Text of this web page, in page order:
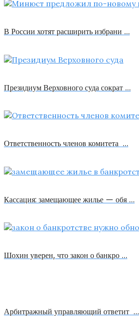
В России хотят расширить избрани …
Президиум Верховного суда сократ …
Ответственность членов комитета …
Кассация: замещающее жилье — обя …
Шохин уверен, что закон о банкро …
Арбитражный управляющий ответит …